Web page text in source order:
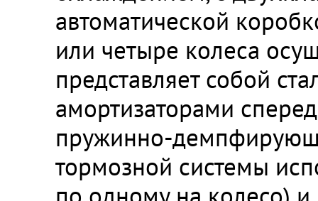
автоматической
или четыре колеса
представляет собой
амортизаторами
пружинно-
тормозной системы